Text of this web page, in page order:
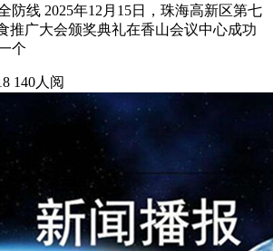
防线 2025年12月15日，珠海高新区第七
推广大会颁奖典礼在香山会议中心成功
个
140人阅